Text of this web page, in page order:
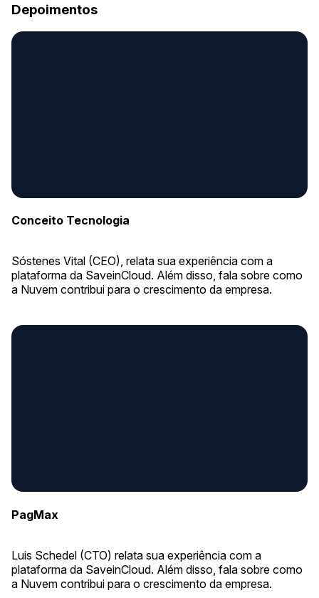
Depoimentos
Conceito Tecnologia
Sóstenes Vital (CEO), relata sua experiência com a
plataforma da SaveinCloud. Além disso, fala sobre como
a Nuvem contribui para o crescimento da empresa.
PagMax
Luis Schedel (CTO) relata sua experiência com a
plataforma da SaveinCloud. Além disso, fala sobre como
a Nuvem contribui para o crescimento da empresa.